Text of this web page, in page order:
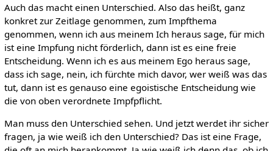
Auch das macht einen Unterschied. Also das heißt, ganz
konkret zur Zeitlage genommen, zum Impfthema
genommen, wenn ich aus meinem Ich heraus sage, für mich
ist eine Impfung nicht förderlich, dann ist es eine freie
Entscheidung. Wenn ich es aus meinem Ego heraus sage,
dass ich sage, nein, ich fürchte mich davor, wer weiß was das
tut, dann ist es genauso eine egoistische Entscheidung wie
die von oben verordnete Impfpflicht.
Man muss den Unterschied sehen. Und jetzt werdet ihr sicher
fragen, ja wie weiß ich den Unterschied? Das ist eine Frage,